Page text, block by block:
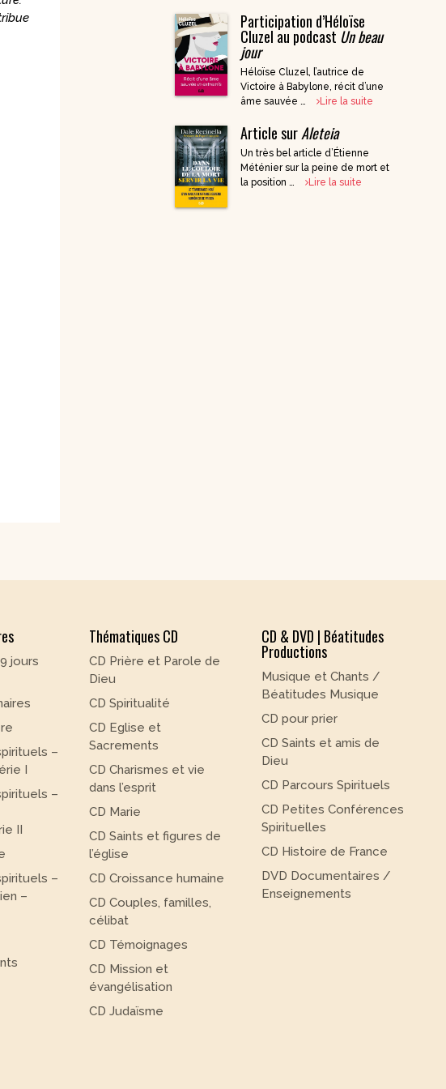
DVD Documentaires
/ Enseignements
Participation d’Héloïse
Cluzel au podcast Un beau
jour
Héloïse Cluzel, l’autrice de
Victoire à Babylone, récit d’une
âme sauvée …
Lire la suite
Article surAleteia
Un très bel article d’Étienne
Méténier sur la peine de mort et
la position …
Lire la suite
jours
–
I
–
II
–
–
Thématiques CD
CD Prière et Parole de
Dieu
CD Spiritualité
CD Eglise et
Sacrements
CD Charismes et vie
dans l’esprit
CD Marie
CD Saints et figures de
l’église
CD Croissance humaine
CD Couples, familles,
célibat
CD Témoignages
CD Mission et
évangélisation
CD Judaïsme
CD & DVD | Béatitudes
Productions
Musique et Chants /
Béatitudes Musique
CD pour prier
CD Saints et amis de
Dieu
CD Parcours Spirituels
CD Petites Conférences
Spirituelles
CD Histoire de France
DVD Documentaires /
Enseignements